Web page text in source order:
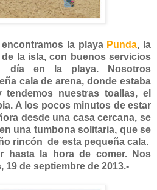
la playa Punda, la
la isla, con buenos servicios
día en la playa. Nosotros
cala de arena, donde estaba
tendemos nuestras toallas, el
A los pocos minutos de estar
desde una casa cercana, se
una tumbona solitaria, que se
rincón de esta pequeña cala.
hasta la hora de comer. Nos
19 de septiembre de 2013.-